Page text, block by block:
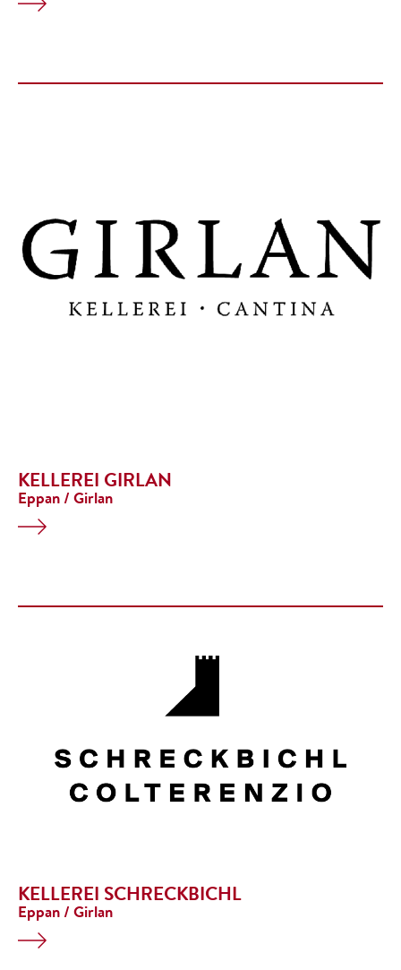
KELLEREI GIRLAN
Eppan / Girlan
KELLEREI SCHRECKBICHL
Eppan / Girlan